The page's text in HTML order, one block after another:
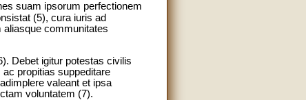
suam ipsorum perfectionem
(5), cura iuris ad
communitates
Debet igitur potestas civilis
propitias suppeditare
valeant et ipsa
voluntatem (7).